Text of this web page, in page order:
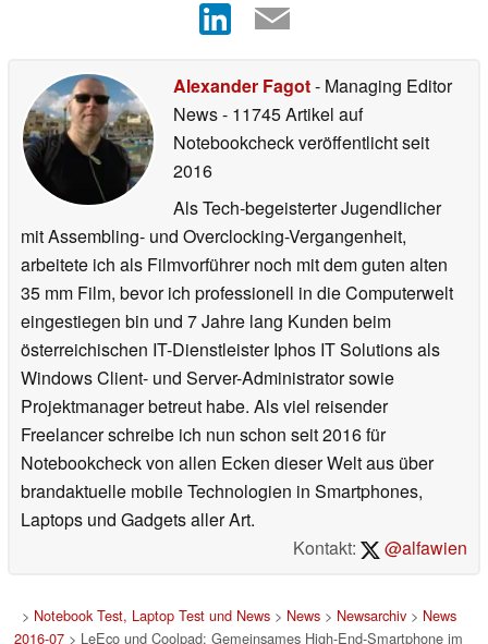
Alexander Fagot- Managing Editor
News- 11745 Artikel auf
Notebookcheck veröffentlichtseit
2016
Als Tech-begeisterter Jugendlicher
mit Assembling- und Overclocking-Vergangenheit,
arbeitete ich als Filmvorführer noch mit dem guten alten
35 mm Film, bevor ich professionell in die Computerwelt
eingestiegen bin und 7 Jahre lang Kunden beim
österreichischen IT-Dienstleister Iphos IT Solutions als
Windows Client- und Server-Administrator sowie
Projektmanager betreut habe. Als viel reisender
Freelancer schreibe ich nun schon seit 2016 für
Notebookcheck von allen Ecken dieser Welt aus über
brandaktuelle mobile Technologien in Smartphones,
Laptops und Gadgets aller Art.
Kontakt:
@alfawien
> Notebook Test, Laptop Test und News> News> Newsarchiv> News
2016-07 > LeEco und Coolpad: Gemeinsames High-End-Smartphone im